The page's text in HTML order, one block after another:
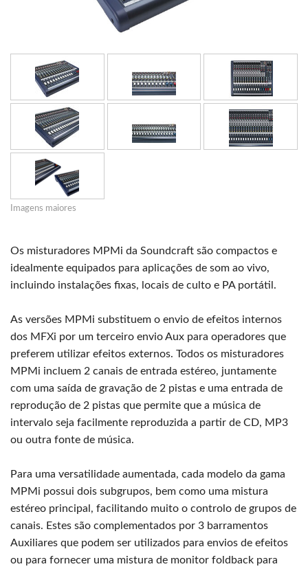
Imagens maiores
Os misturadores MPMi da Soundcraft são compactos e
idealmente equipados para aplicações de som ao vivo,
incluindo instalações fixas, locais de culto e PA portátil.
As versões MPMi substituem o envio de efeitos internos
dos MFXi por um terceiro envio Aux para operadores que
preferem utilizar efeitos externos. Todos os misturadores
MPMi incluem 2 canais de entrada estéreo, juntamente
com uma saída de gravação de 2 pistas e uma entrada de
reprodução de 2 pistas que permite que a música de
intervalo seja facilmente reproduzida a partir de CD, MP3
ou outra fonte de música.
Para uma versatilidade aumentada, cada modelo da gama
MPMi possui dois subgrupos, bem como uma mistura
estéreo principal, facilitando muito o controlo de grupos de
canais. Estes são complementados por 3 barramentos
Auxiliares que podem ser utilizados para envios de efeitos
ou para fornecer uma mistura de monitor foldback para